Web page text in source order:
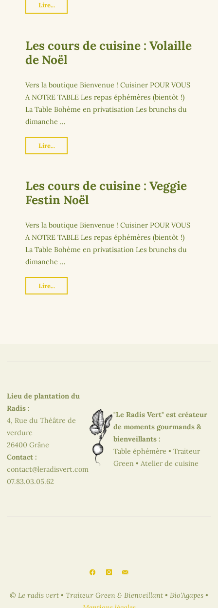
Lire...
Les cours de cuisine : Volaille
de Noël
Vers la boutique Bienvenue ! Cuisiner POUR VOUS
A NOTRE TABLE Les repas éphémères (bientôt !)
La Table Bohème en privatisation Les brunchs du
dimanche …
Lire...
Les cours de cuisine : Veggie
Festin Noël
Vers la boutique Bienvenue ! Cuisiner POUR VOUS
A NOTRE TABLE Les repas éphémères (bientôt !)
La Table Bohème en privatisation Les brunchs du
dimanche …
Lire...
Lieu de plantation du
Radis :
4, Rue du Théâtre de
verdure
26400 Grâne
Contact :
contact@leradisvert.com
07.83.03.05.62
"Le Radis Vert" est créateur
de moments gourmands &
bienveillants :
Table éphémère • Traiteur
Green • Atelier de cuisine
© Le radis vert • Traiteur Green & Bienveillant • Bio'Agapes •